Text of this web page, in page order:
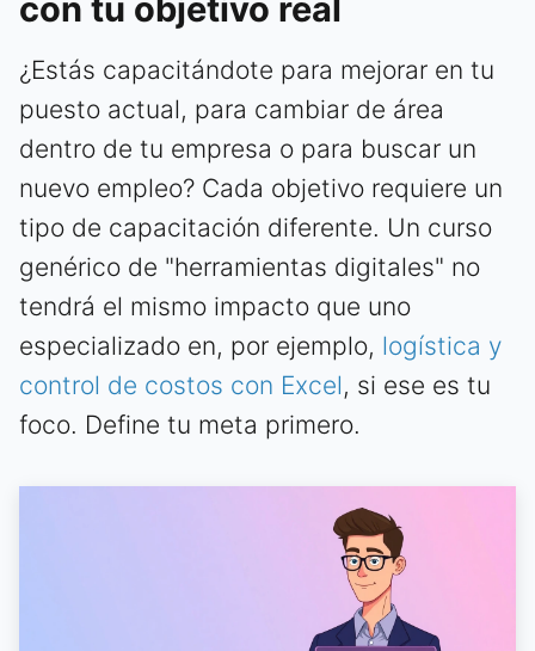
con tu objetivo real
¿Estás capacitándote para mejorar en tu
puesto actual, para cambiar de área
dentro de tu empresa o para buscar un
nuevo empleo? Cada objetivo requiere un
tipo de capacitación diferente. Un curso
genérico de "herramientas digitales" no
tendrá el mismo impacto que uno
especializado en, por ejemplo, logística y
control de costos con Excel, si ese es tu
foco. Define tu meta primero.